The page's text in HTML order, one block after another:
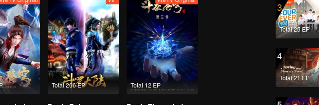
141
143
145
Total 266 EP Total 12 EP
3
Total 25 EP
4
Total 21 EP